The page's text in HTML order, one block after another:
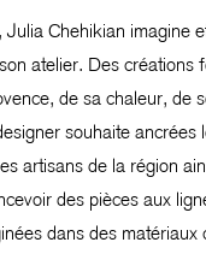
Julia Chehikian imagine
atelier. Des créations
de sa chaleur, de
souhaite ancrées
artisans de la région
des pièces aux
dans des matériaux